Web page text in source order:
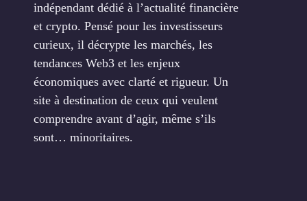
indépendant dédié à l’actualité financière
et crypto. Pensé pour les investisseurs
curieux, il décrypte les marchés, les
tendances Web3 et les enjeux
économiques avec clarté et rigueur. Un
site à destination de ceux qui veulent
comprendre avant d’agir, même s’ils
sont… minoritaires.